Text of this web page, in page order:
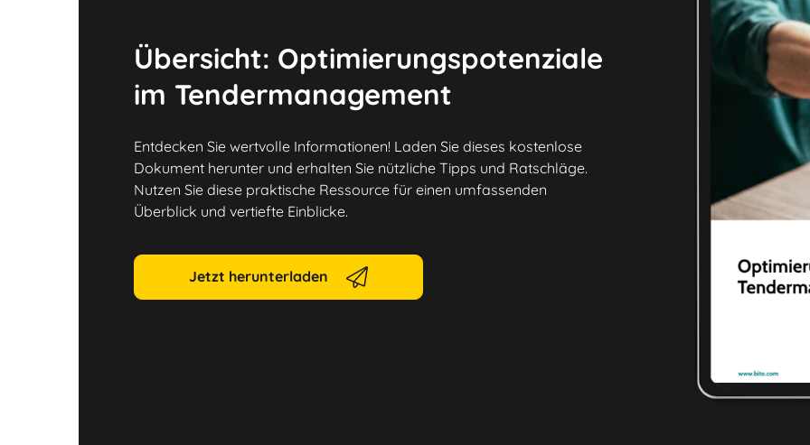
Übersicht: Optimierungspotenziale
im Tendermanagement
Entdecken Sie wertvolle Informationen! Laden Sie dieses kostenlose
Dokument herunter und erhalten Sie nützliche Tipps und Ratschläge.
Nutzen Sie diese praktische Ressource für einen umfassenden
Überblick und vertiefte Einblicke.
Jetzt herunterladen